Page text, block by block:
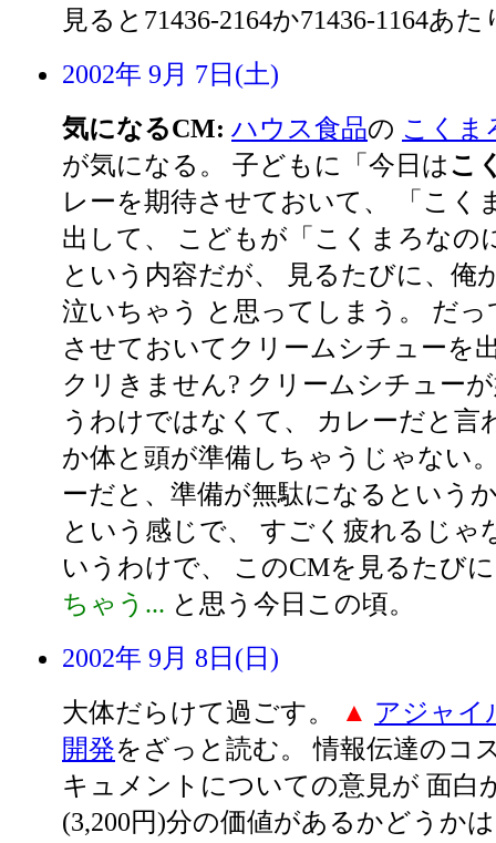
見ると71436-2164か71436-1164あ
2002年 9月 7日(土)
気になるCM: ハウス食品の こくま
が気になる。 子どもに「今日はこ
レーを期待させておいて、 「こく
出して、 こどもが「こくまろなの
という内容だが、 見るたびに、俺
泣いちゃう と思ってしまう。 だ
させておいてクリームシチューを
クリきません? クリームシチュー
うわけではなくて、 カレーだと言
か体と頭が準備しちゃうじゃない
ーだと、準備が無駄になるという
という感じで、 すごく疲れるじゃ
いうわけで、 このCMを見るたび
ちゃう... と思う今日この頃。
2002年 9月 8日(日)
大体だらけて過ごす。
▲ アジャイ
開発をざっと読む。 情報伝達のコ
キュメントについての意見が 面白
(3,200円)分の価値があるかどうか